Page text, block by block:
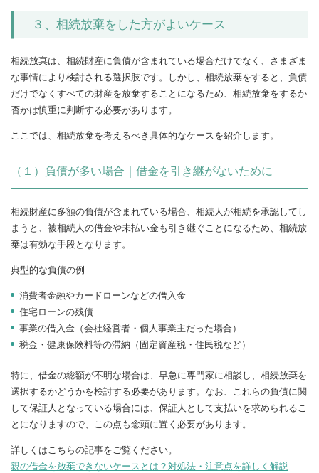
３、相続放棄をした方がよいケース
相続放棄は、相続財産に負債が含まれている場合だけでなく、さまざま
な事情により検討される選択肢です。しかし、相続放棄をすると、負債
だけでなくすべての財産を放棄することになるため、相続放棄をするか
否かは慎重に判断する必要があります。
ここでは、相続放棄を考えるべき具体的なケースを紹介します。
（１）負債が多い場合｜借金を引き継がないために
相続財産に多額の負債が含まれている場合、相続人が相続を承認してし
まうと、被相続人の借金や未払い金も引き継ぐことになるため、相続放
棄は有効な手段となります。
典型的な負債の例
消費者金融やカードローンなどの借入金
住宅ローンの残債
事業の借入金（会社経営者・個人事業主だった場合）
税金・健康保険料等の滞納（固定資産税・住民税など）
特に、借金の総額が不明な場合は、早急に専門家に相談し、相続放棄を
選択するかどうかを検討する必要があります。なお、これらの負債に関
して保証人となっている場合には、保証人として支払いを求められるこ
とになりますので、この点も念頭に置く必要があります。
詳しくはこちらの記事をご覧ください。
親の借金を放棄できないケースとは？対処法・注意点を詳しく解説